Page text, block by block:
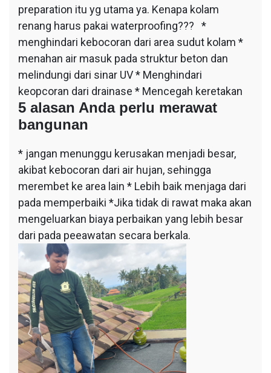
preparation itu yg utama ya. Kenapa kolam
renang harus pakai waterproofing??? *
menghindari kebocoran dari area sudut kolam *
menahan air masuk pada struktur beton dan
melindungi dari sinar UV * Menghindari
keopcoran dari drainase * Mencegah keretakan
5 alasan Anda perlu merawat
bangunan
* jangan menunggu kerusakan menjadi besar,
akibat kebocoran dari air hujan, sehingga
merembet ke area lain * Lebih baik menjaga dari
pada memperbaiki *Jika tidak di rawat maka akan
mengeluarkan biaya perbaikan yang lebih besar
dari pada peeawatan secara berkala.